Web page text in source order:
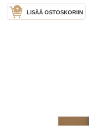
LISÄÄ OSTOSKORIIN